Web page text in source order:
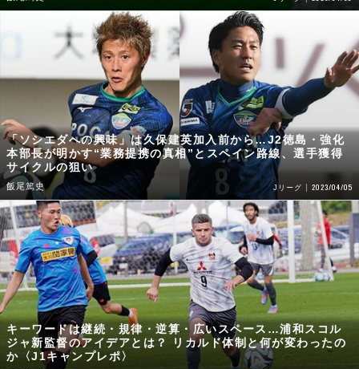
「ソシエダへの興味」は久保建英加入前から…J2徳島・強化
本部長が明かす“業務提携の真相”とスペイン路線、選手獲得
サイクルの狙い
飯尾篤史 Jリーグ 2023/04/05
キーワードは継続・規律・逆算・広いスペース…浦和スコル
ジャ新監督のアイデアとは？ リカルド体制と何が変わったの
か〈J1キャンプレポ〉